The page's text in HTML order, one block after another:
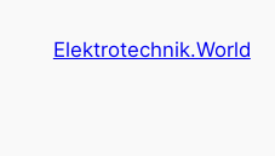
InhaltElektrotechnik.World